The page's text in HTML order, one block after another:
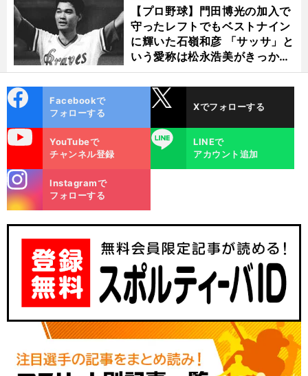
へ
【プロ野球】門田博光の加入で
守ったレフトでもベストナイン
に輝いた石嶺和彦 「サッサ」と
いう愛称は松永浩美がきっか
け？
ok
Facebookで
フォローする
Xでフォローする
YouTubeで
チャンネル登録
LINE
LINEで
アカウント追加
m
Instagramで
フォローする